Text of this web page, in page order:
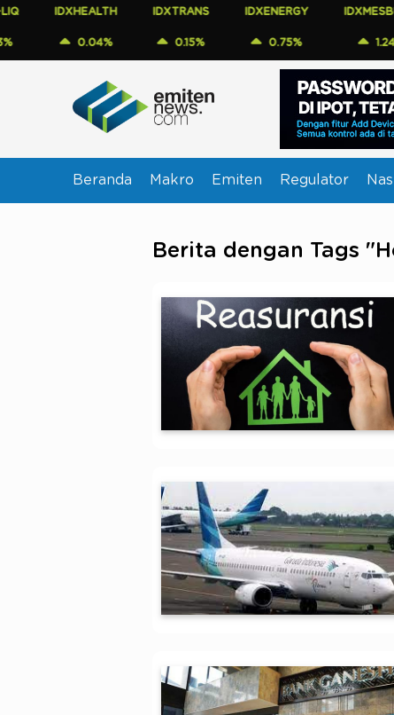
IDXHEALTH
0.04%
IDXTRANS
0.15%
IDXENERGY
0.75%
IDXMESBUMN
Beranda Makro Emiten Regulator
Berita dengan Tags